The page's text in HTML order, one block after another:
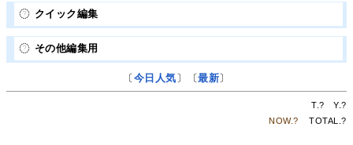
クイック編集
その他編集用
〔 今日人気 〕〔最新〕
T.? Y.?
NOW.? TOTAL.?